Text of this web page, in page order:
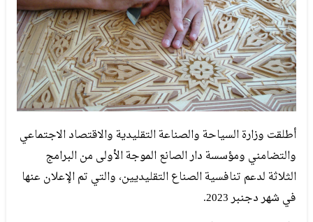
أطلقت وزارة السياحة والصناعة التقليدية والاقتصاد الاجتماعي
والتضامني ومؤسسة دار الصانع الموجة الأولى من البرامج
الثلاثة لدعم تنافسية الصناع التقليديين، والتي تم الإعلان عنها
في شهر دجنبر 2023.